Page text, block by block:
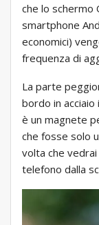
che lo schermo
smartphone
economici)
frequenza di
La parte
bordo in
è un magnete
che fosse solo
volta che
telefono dalla